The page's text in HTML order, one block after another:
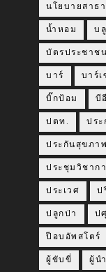
นโยบายสาธ
น้ำหอม บ
บัตรประชาชน
บาร์ บาร์เ
บิ๊กป้อม บี
ปตท. ประ
ประกันสุขภาพ
ประชุมวิชาก
ประเวศ ป
ปลูกป่า ป
ป๊อบอัพสโตร์
ผู้ขับขี่ ผู้นำ